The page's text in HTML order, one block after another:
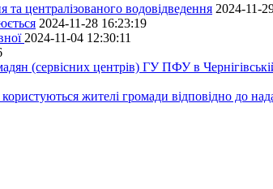
централізованого водовідведення 2024-11-
2024-11-28 16:23:19
2024-11-04 12:30:11
(сервісних центрів) ГУ ПФУ в
жителі громади відповідно до